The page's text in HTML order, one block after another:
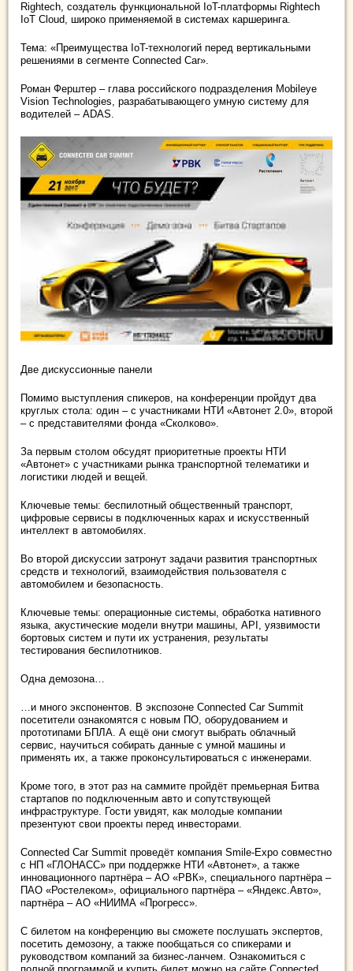
Rightech, создатель функциональной IoT-платформы Rightech
IoT Cloud, широко применяемой в системах каршеринга.
Тема: «Преимущества IoT-технологий перед вертикальными
решениями в сегменте Connected Car».
Роман Ферштер – глава российского подразделения Mobileye
Vision Technologies, разрабатывающего умную систему для
водителей – ADAS.
Две дискуссионные панели
Помимо выступления спикеров, на конференции пройдут два
круглых стола: один – с участниками НТИ «Автонет 2.0», второй
– с представителями фонда «Сколково».
За первым столом обсудят приоритетные проекты НТИ
«Автонет» с участниками рынка транспортной телематики и
логистики людей и вещей.
Ключевые темы: беспилотный общественный транспорт,
цифровые сервисы в подключенных карах и искусственный
интеллект в автомобилях.
Во второй дискуссии затронут задачи развития транспортных
средств и технологий, взаимодействия пользователя с
автомобилем и безопасность.
Ключевые темы: операционные системы, обработка нативного
языка, акустические модели внутри машины, API, уязвимости
бортовых систем и пути их устранения, результаты
тестирования беспилотников.
Одна демозона…
…и много экспонентов. В экспозоне Connected Car Summit
посетители ознакомятся с новым ПО, оборудованием и
прототипами БПЛА. А ещё они смогут выбрать облачный
сервис, научиться собирать данные с умной машины и
применять их, а также проконсультироваться с инженерами.
Кроме того, в этот раз на саммите пройдёт премьерная Битва
стартапов по подключенным авто и сопутствующей
инфраструктуре. Гости увидят, как молодые компании
презентуют свои проекты перед инвесторами.
Connected Car Summit проведёт компания Smile-Expo совместно
с НП «ГЛОНАСС» при поддержке НТИ «Автонет», а также
инновационного партнёра – АО «РВК», специального партнёра –
ПАО «Ростелеком», официального партнёра – «Яндекс.Авто»,
партнёра – АО «НИИМА «Прогресс».
С билетом на конференцию вы сможете послушать экспертов,
посетить демозону, а также пообщаться со спикерами и
руководством компаний за бизнес-ланчем. Ознакомиться с